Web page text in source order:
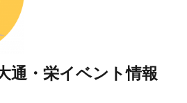
通・栄イベント情報